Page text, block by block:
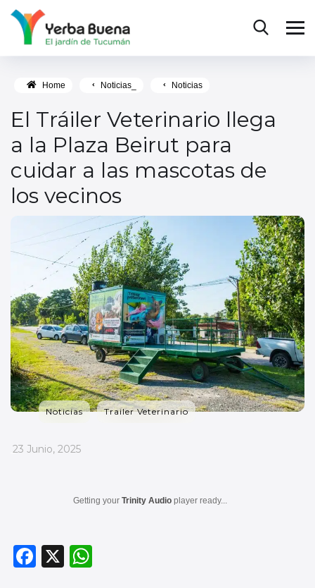
Home Noticias_ Noticias
El Tráiler Veterinario llega
a la Plaza Beirut para
cuidar a las mascotas de
los vecinos
Noticias Trailer Veterinario
_
23 Junio, 2025
Getting your Trinity Audio player ready...
F
X